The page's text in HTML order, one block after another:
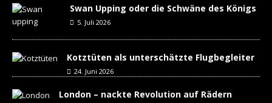
Swan Upping oder die Schwäne des Königs
5. Juli 2026
Kotztüten als unterschätzte Flugbegleiter
24. Juni 2026
London – nackte Revolution auf Rädern